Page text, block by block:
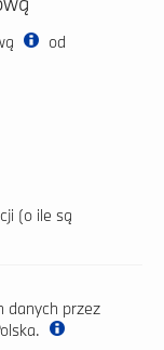
od
(o ile są
danych przez